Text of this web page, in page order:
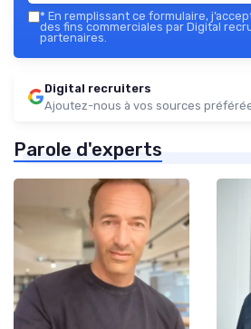
* En remplissant ce formulaire,
des fins commerciales par Digital
partenaires.
Digital recruiters
Ajoutez-nous à vos sources
Parole d'experts